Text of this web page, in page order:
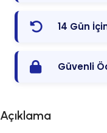
14 Gün
Güvenli
Açıklama